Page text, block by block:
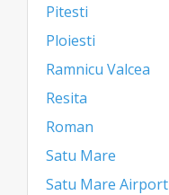
Pitesti
Ploiesti
Ramnicu Valcea
Resita
Roman
Satu Mare
Satu Mare Airport